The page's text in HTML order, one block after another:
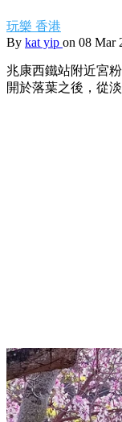
玩樂 香港
By kat yip on 08 Mar
兆康西鐵站附近宮
開於落葉之後，從